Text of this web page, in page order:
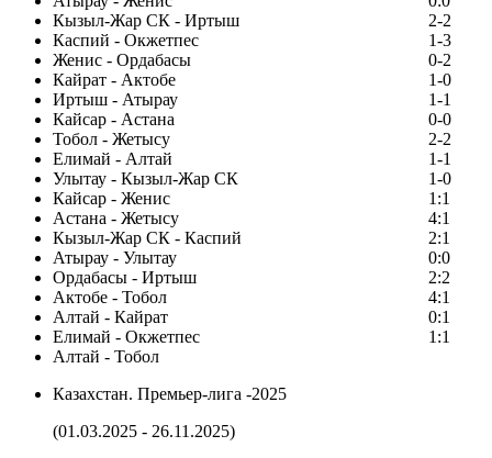
Кызыл-Жар СК - Иртыш
2-2
Каспий - Окжетпес
1-3
Женис - Ордабасы
0-2
Кайрат - Актобе
1-0
Иртыш - Атырау
1-1
Кайсар - Астана
0-0
Тобол - Жетысу
2-2
Елимай - Алтай
1-1
Улытау - Кызыл-Жар СК
1-0
Кайсар - Женис
1:1
Астана - Жетысу
4:1
Кызыл-Жар СК - Каспий
2:1
Атырау - Улытау
0:0
Ордабасы - Иртыш
2:2
Актобе - Тобол
4:1
Алтай - Кайрат
0:1
Елимай - Окжетпес
1:1
Алтай - Тобол
Казахстан. Премьер-лига -2025
(01.03.2025 - 26.11.2025)